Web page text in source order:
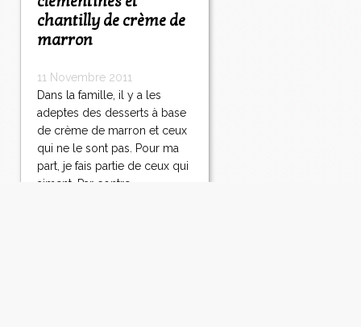
chantilly de crème de
marron
11 Novembre 2011
Dans la famille, il y a les
adeptes des desserts à base
de crème de marron et ceux
qui ne le sont pas. Pour ma
part, je fais partie de ceux qui
aiment. Par contre,